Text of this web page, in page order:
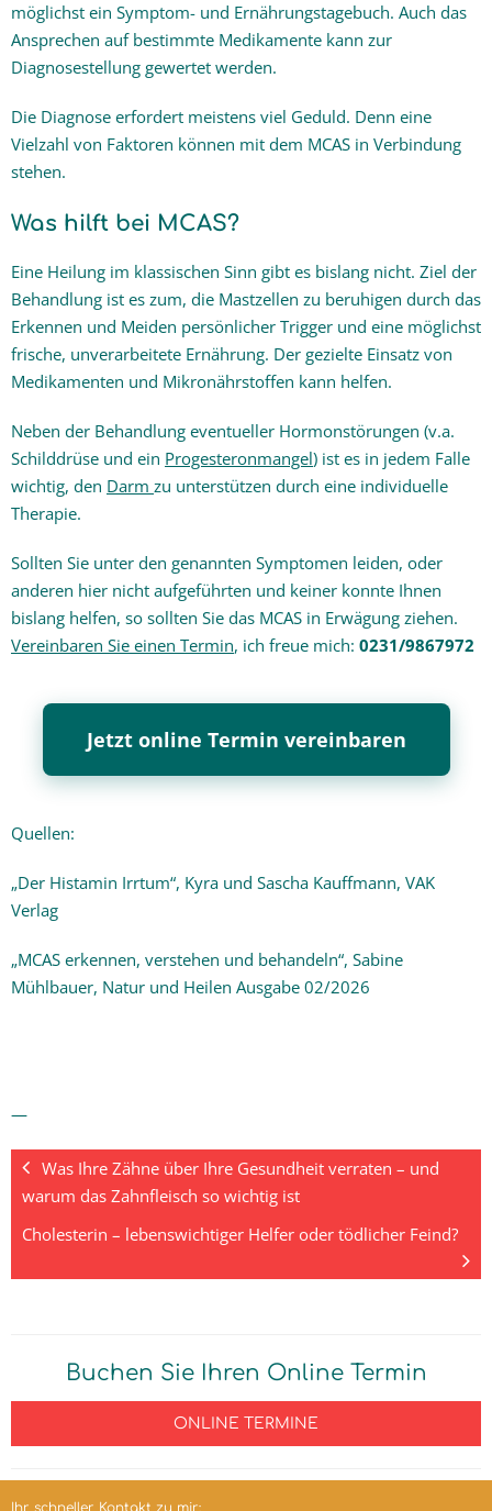
möglichst ein Symptom- und Ernährungstagebuch. Auch das
Ansprechen auf bestimmte Medikamente kann zur
Diagnosestellung gewertet werden.
Die Diagnose erfordert meistens viel Geduld. Denn eine
Vielzahl von Faktoren können mit dem MCAS in Verbindung
stehen.
Was hilft bei MCAS?
Eine Heilung im klassischen Sinn gibt es bislang nicht. Ziel der
Behandlung ist es zum, die Mastzellen zu beruhigen durch das
Erkennen und Meiden persönlicher Trigger und eine möglichst
frische, unverarbeitete Ernährung. Der gezielte Einsatz von
Medikamenten und Mikronährstoffen kann helfen.
Neben der Behandlung eventueller Hormonstörungen (v.a.
Schilddrüse und ein Progesteronmangel) ist es in jedem Falle
wichtig, den Darm zu unterstützen durch eine individuelle
Therapie.
Sollten Sie unter den genannten Symptomen leiden, oder
anderen hier nicht aufgeführten und keiner konnte Ihnen
bislang helfen, so sollten Sie das MCAS in Erwägung ziehen.
Vereinbaren Sie einen Termin, ich freue mich: 0231/9867972
Jetzt online Termin vereinbaren
Quellen:
„Der Histamin Irrtum“, Kyra und Sascha Kauffmann, VAK
Verlag
„MCAS erkennen, verstehen und behandeln“, Sabine
Mühlbauer, Natur und Heilen Ausgabe 02/2026
—
Was Ihre Zähne über Ihre Gesundheit verraten – und
warum das Zahnfleisch so wichtig ist
Cholesterin – lebenswichtiger Helfer oder tödlicher Feind?
Buchen Sie Ihren Online Termin
ONLINE TERMINE
Ihr schneller Kontakt zu mir: